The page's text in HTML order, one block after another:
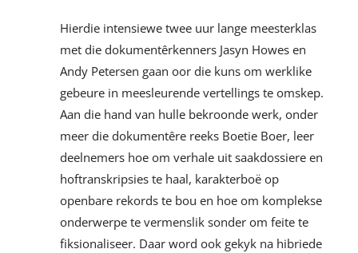
Hierdie intensiewe twee uur lange meesterklas
met die dokumentêrkenners Jasyn Howes en
Andy Petersen gaan oor die kuns om werklike
gebeure in meesleurende vertellings te omskep.
Aan die hand van hulle bekroonde werk, onder
meer die dokumentêre reeks Boetie Boer, leer
deelnemers hoe om verhale uit saakdossiere en
hoftranskripsies te haal, karakterboë op
openbare rekords te bou en hoe om komplekse
onderwerpe te vermenslik sonder om feite te
fiksionaliseer. Daar word ook gekyk na hibriede